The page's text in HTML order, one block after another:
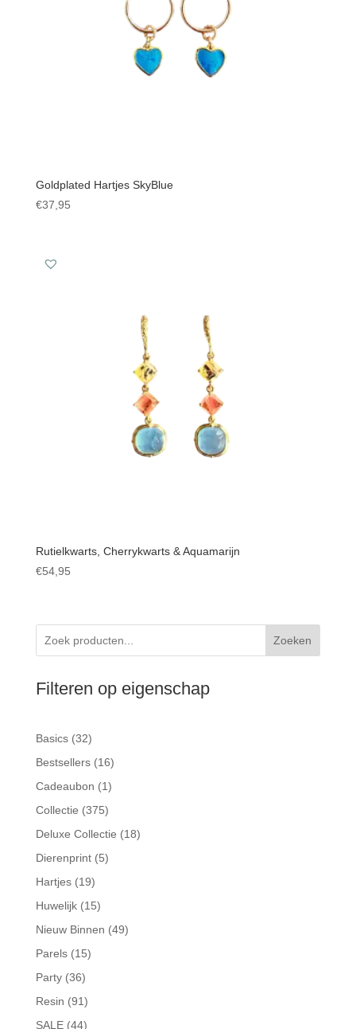
Goldplated Hartjes SkyBlue
€37,95
Rutielkwarts, Cherrykwarts & Aquamarijn
€54,95
Zoeken
Filteren op eigenschap
Basics 3232
producten
Bestsellers 1616
producten
Cadeaubon 11
Collectie 375375
producten
Deluxe Collectie 1818
Dierenprint 55
Hartjes 1919
producten
Huwelijk 1515
producten
Nieuw Binnen 4949
Parels 1515
Party 3636
producten
Resin 9191
producten
SALE 4444